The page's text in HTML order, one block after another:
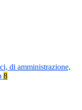
di amministrazione,
8